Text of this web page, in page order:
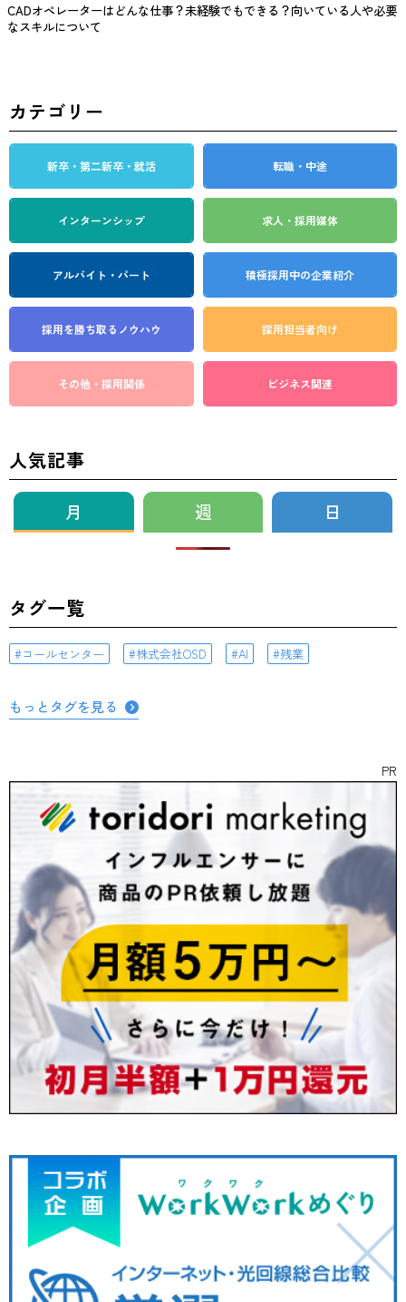
CADオペレーターはどんな仕事？未経験でもできる？向いている人や必要
なスキルについて
カテゴリー
新卒・第二新卒・就活 転職・中途
インターンシップ 求人・採用媒体
アルバイト・パート 積極採用中の企業紹介
採用を勝ち取る ノウハウ 採用担当者向け
その他・採用関係 ビジネス関連
人気記事
月 週 日
タグ一覧
コールセンター 株式会社OSD AI 残業
もっとタグを見る
PR